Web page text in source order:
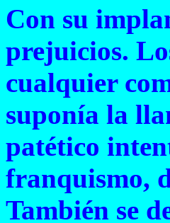
Con su
prejuicios.
cualquier
suponía la
patético
franquismo,
También se